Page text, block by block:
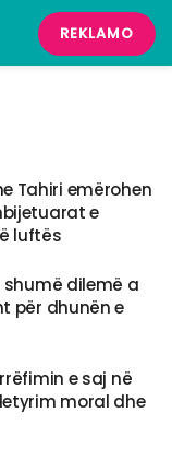
REKLAMO
Tahiri emërohen
e
luftës
shumë dilemë a
për dhunën e
e saj në
moral dhe